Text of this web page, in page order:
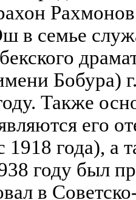
Рахмонов
в семье
Бобура)
Также
его
года), а
году был
в